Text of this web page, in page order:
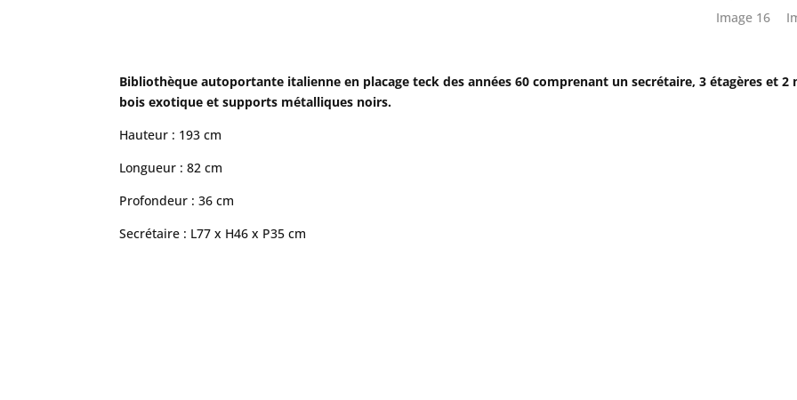
Bibliothèque autoportante italienne en placage teck des années 60 comprenant un secrétaire, 3 étagères et
bois exotique et supports métalliques noirs.
Hauteur : 193 cm
Longueur : 82 cm
Profondeur : 36 cm
Secrétaire : L77 x H46 x P35 cm